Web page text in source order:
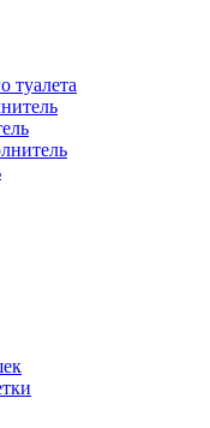
туалета